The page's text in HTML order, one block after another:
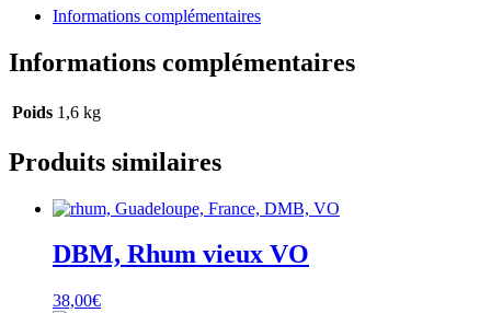
Informations complémentaires
Informations complémentaires
Poids 1,6 kg
Produits similaires
DBM, Rhum vieux VO
38,00€